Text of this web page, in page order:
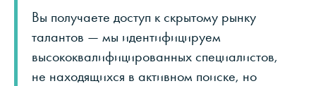
Вы получаете доступ к скрытому рынку
талантов — мы идентифицируем
высококвалифицированных специалистов,
не находящихся в активном поиске, но